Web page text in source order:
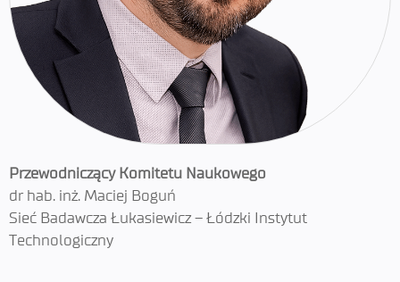
Przewodniczący Komitetu Naukowego
dr hab. inż. Maciej Boguń
Sieć Badawcza Łukasiewicz – Łódzki Instytut
Technologiczny